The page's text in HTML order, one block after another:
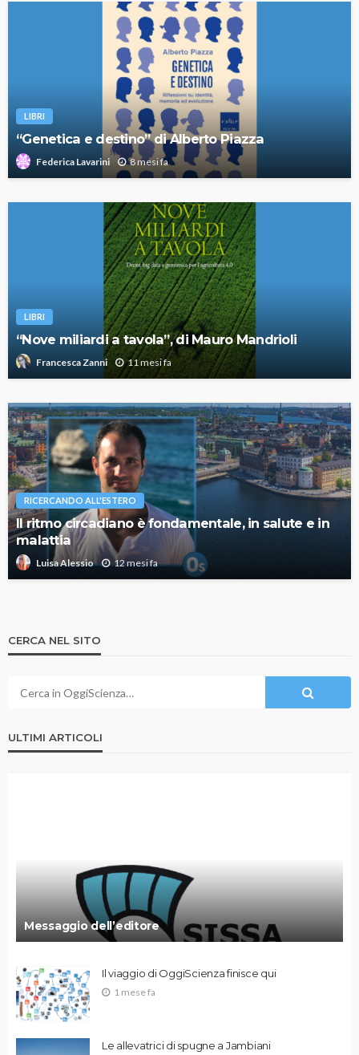
LIBRI
“Genetica e destino” di Alberto Piazza
Federica Lavarini 8 mesi fa
LIBRI
“Nove miliardi a tavola”, di Mauro Mandrioli
Francesca Zanni 11 mesi fa
RICERCANDO ALL'ESTERO
Il ritmo circadiano è fondamentale, in salute e in
malattia
Luisa Alessio 12 mesi fa
CERCA NEL SITO
ULTIMI ARTICOLI
Messaggio dell’editore
Il viaggio di OggiScienza finisce qui
1 mese fa
Le allevatrici di spugne a Jambiani